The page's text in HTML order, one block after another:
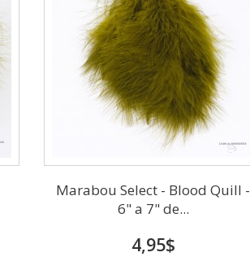
Marabou Select - Blood Quill -
6" a 7" de...
4,95$